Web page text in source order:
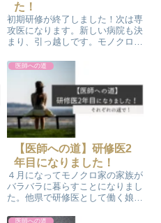
た！
初期研修が終了しました！次は専
攻医になります。新しい病院も決
まり、引っ越しです。モノクロ引
た～。最後にテレビの配線隠しを
しました！
医師への道
【医師への道】研修医2
年目になりました！
４月になってモノクロ家の家族が
バラバラに暮らすことになりまし
た。他県で研修医として働く娘
暮らしを楽しんでいる息子naka
医師への道